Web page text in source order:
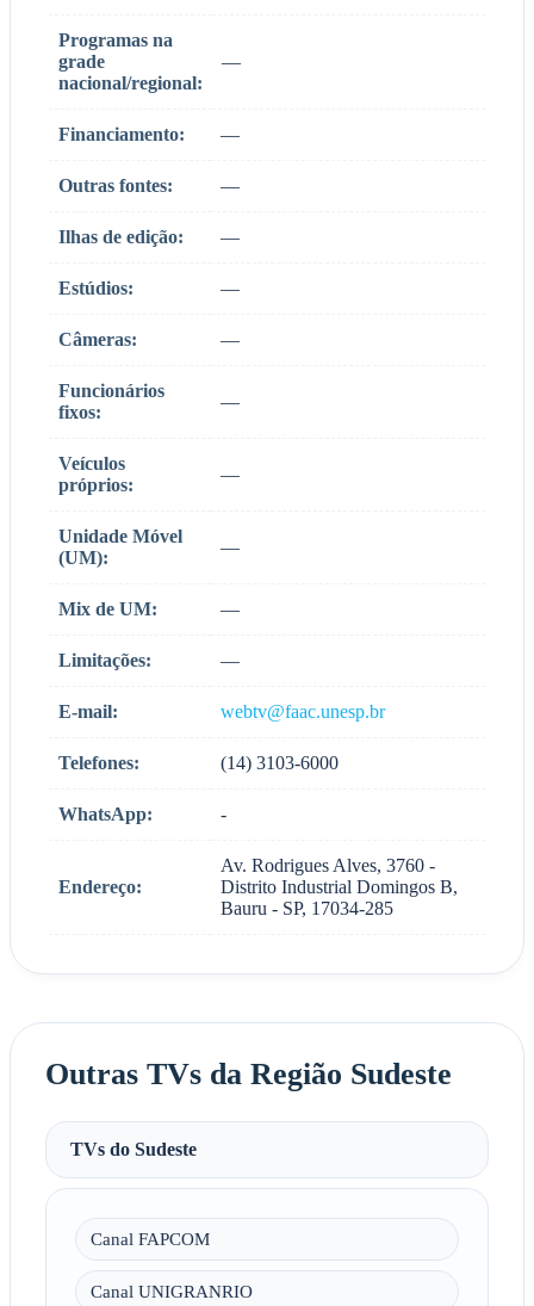
Programas na
grade
nacional/regional:
—
Financiamento: —
Outras fontes: —
Ilhas de edição: —
Estúdios: —
Câmeras: —
Funcionários
fixos:
—
Veículos
próprios:
—
Unidade Móvel
(UM):
—
Mix de UM: —
Limitações: —
E-mail: webtv@faac.unesp.br
Telefones: (14) 3103-6000
WhatsApp: -
Endereço:
Av. Rodrigues Alves, 3760 -
Distrito Industrial Domingos B,
Bauru - SP, 17034-285
Outras TVs da Região Sudeste
TVs do Sudeste
Canal FAPCOM
Canal UNIGRANRIO